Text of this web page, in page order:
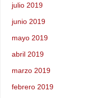
julio 2019
junio 2019
mayo 2019
abril 2019
marzo 2019
febrero 2019